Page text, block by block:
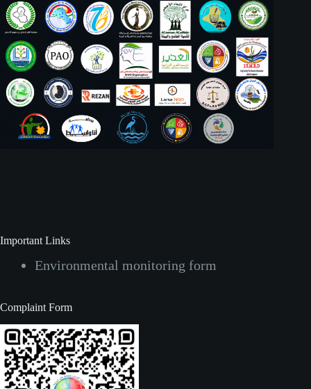
Important Links
Environmental monitoring form
Complaint Form